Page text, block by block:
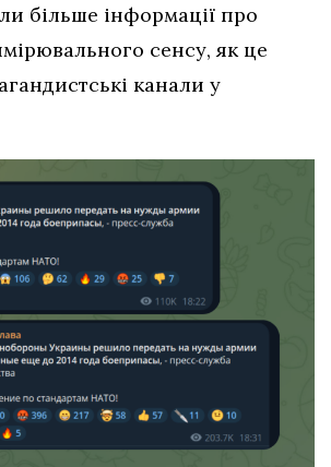
більше інформації про
сенсу, як це
канали у